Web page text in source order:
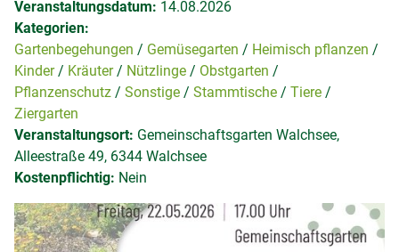
Veranstaltungsdatum: 14.08.2026
Kategorien:
Gartenbegehungen
Gemüsegarten
Heimisch pflanzen
Kinder
Kräuter Nützlinge
Obstgarten
Pflanzenschutz
Sonstige Stammtische
Tiere
Ziergarten
Veranstaltungsort: Gemeinschaftsgarten Walchsee,
Alleestraße 49, 6344 Walchsee
Kostenpflichtig: Nein